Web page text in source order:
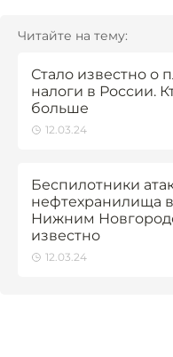
Читайте на тему:
Стало известно о
налоги в России.
больше
12.03.24
Беспилотники
нефтехранилища
Нижним
известно
12.03.24